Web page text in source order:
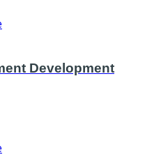
Development